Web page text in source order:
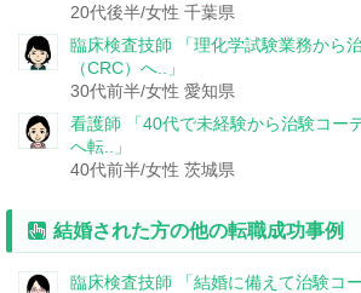
20代後半/女性 千葉県
臨床検査技師 「理化学試験業務から
（CRC）へ..」
30代前半/女性 愛知県
看護師 「40代で未経験から治験コー
へ転..」
40代前半/女性 茨城県
結婚された方の他の転職成功事例
臨床検査技師 「結婚に備えて治験コ